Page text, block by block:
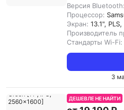
Версия Bluetooth:
Процессор:
Экран: 13.1",
Производитель
Стандарты Wi-Fi:
3
ДЕШЕВЛЕ НЕ НАЙТИ